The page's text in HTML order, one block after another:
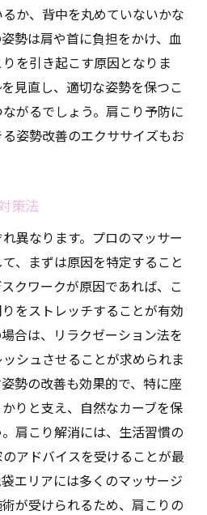
か、背中を丸めていないかな
勢は肩や首に負担をかけ、血
を引き起こす原因となりま
見直し、適切な姿勢を保つこ
がるでしょう。肩こり予防に
姿勢改善のエクササイズもお
策法
異なります。プロのマッサー
、まずは原因を特定すること
クワークが原因であれば、こ
をストレッチすることが有効
合は、リラクゼーション法を
シュさせることが求められま
勢の改善も効果的で、特に座
りと支え、自然なカーブを保
肩こり解消には、生活習慣の
アドバイスを受けることが最
エリアには多くのマッサージ
が受けられるため、肩こりの